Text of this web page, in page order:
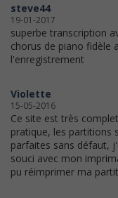
steve44
19-01-2017
superbe transcription
chorus de piano fidèle a
l'enregistrement
Violette
15-05-2016
Ce site est très
pratique, les partitions
parfaites sans défaut,
souci avec mon
pu réimprimer ma